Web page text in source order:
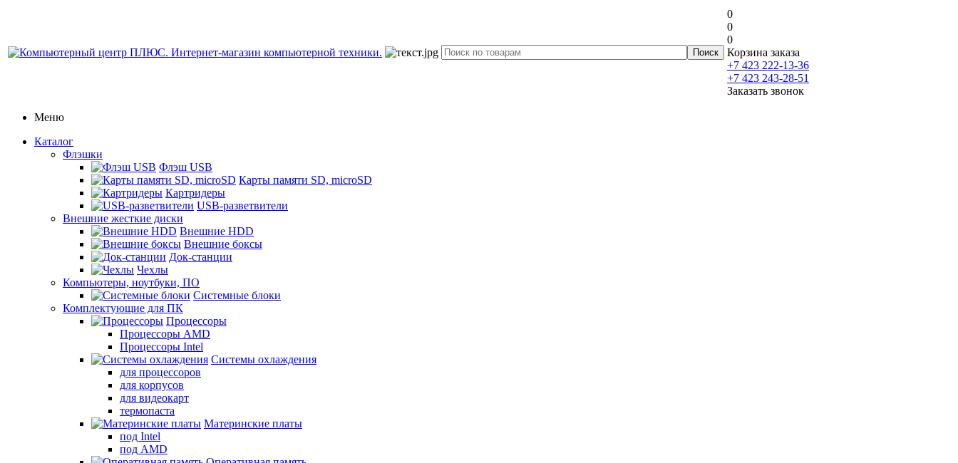
0
0
0
Корзина заказа
+7 423 222-13-36
+7 423 243-28-51
Заказать звонок
Меню
Каталог
Флэшки
Флэш USB
Карты памяти SD, microSD
Картридеры
USB-разветвители
Внешние жесткие диски
Внешние HDD
Внешние боксы
Док-станции
Чехлы
Компьютеры, ноутбуки, ПО
Системные блоки
Комплектующие для ПК
Процессоры
Процессоры AMD
Процессоры Intel
Системы охлаждения
для процессоров
для корпусов
для видеокарт
термопаста
Материнские платы
под Intel
под AMD